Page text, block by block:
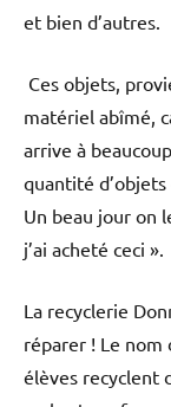
et bien d’autres.
Ces objets,
matériel abîmé,
arrive à
quantité d’objets
Un beau jour on
j’ai acheté ceci ».
La recyclerie
réparer ! Le nom
élèves recyclent